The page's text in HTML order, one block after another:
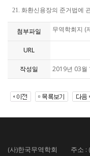
21. 화환신용장의 준거법에
첨부파일 무역학회지 (
URL
작성일 2019년 03월
(사)한국무역학회 주소 : (